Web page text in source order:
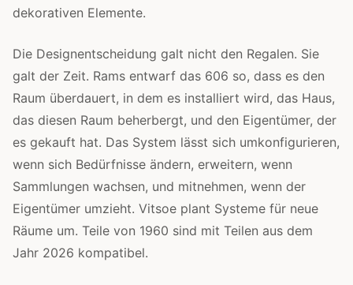
dekorativen Elemente.
Die Designentscheidung galt nicht den Regalen. Sie
galt der Zeit. Rams entwarf das 606 so, dass es den
Raum überdauert, in dem es installiert wird, das Haus,
das diesen Raum beherbergt, und den Eigentümer, der
es gekauft hat. Das System lässt sich umkonfigurieren,
wenn sich Bedürfnisse ändern, erweitern, wenn
Sammlungen wachsen, und mitnehmen, wenn der
Eigentümer umzieht. Vitsoe plant Systeme für neue
Räume um. Teile von 1960 sind mit Teilen aus dem
Jahr 2026 kompatibel.